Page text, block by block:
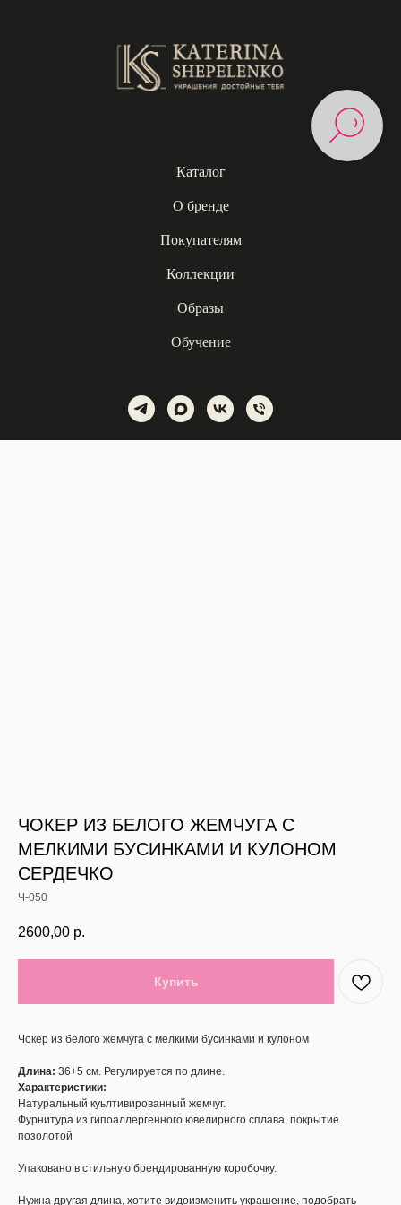
Каталог
О бренде
Покупателям
Коллекции
Образы
Обучение
ЧОКЕР ИЗ БЕЛОГО ЖЕМЧУГА С
МЕЛКИМИ БУСИНКАМИ И КУЛОНОМ
СЕРДЕЧКО
Ч-050
2600,00 р.
Купить
Чокер из белого жемчуга с мелкими бусинками и кулоном
Длина: 36+5 см. Регулируется по длине.
Характеристики:
Натуральный куьлтивированный жемчуг.
Фурнитура из гипоаллергенного ювелирного сплава, покрытие
позолотой
Упаковано в стильную брендированную коробочку.
Нужна другая длина, хотите видоизменить украшение, подобрать